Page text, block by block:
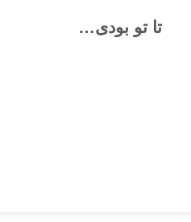
تا تو بودی…